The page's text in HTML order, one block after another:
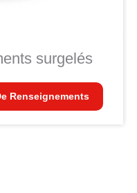
surgelés
Renseignements